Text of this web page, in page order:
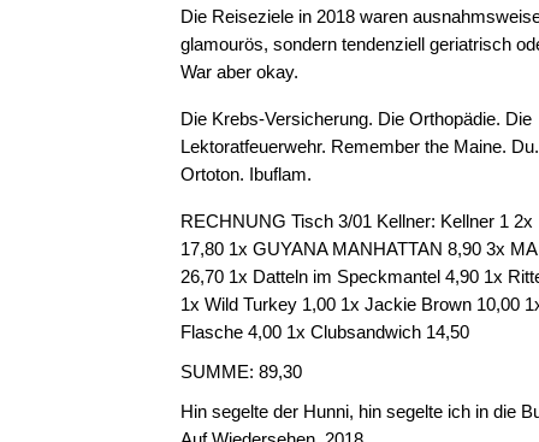
Die Reiseziele in 2018 waren
glamourös, sondern tendenziell geriatrisch
War aber okay.
Die Krebs-Versicherung. Die Orthopädie. Die
Lektoratfeuerwehr. Remember the Maine.
Ortoton. Ibuflam.
RECHNUNG Tisch 3/01 Kellner: Kellner 1
17,80 1x GUYANA MANHATTAN 8,90 3x
26,70 1x Datteln im Speckmantel 4,90 1x
1x Wild Turkey 1,00 1x Jackie Brown 10,00
Flasche 4,00 1x Clubsandwich 14,50
SUMME: 89,30
Hin segelte der Hunni, hin segelte ich in die